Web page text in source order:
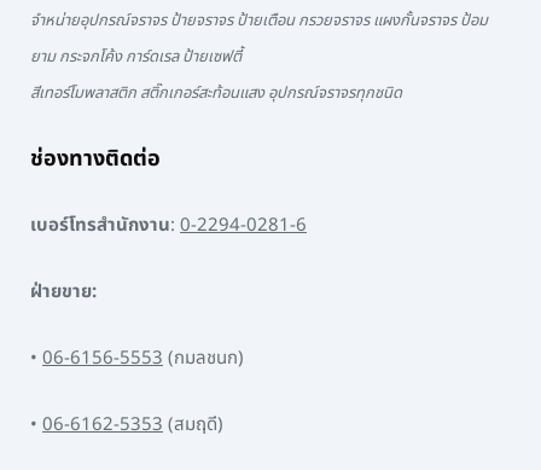
จำหน่ายอุปกรณ์จราจร ป้ายจราจร ป้ายเตือน กรวยจราจร แผงกั้นจราจร ป้อม
ยาม กระจกโค้ง การ์ดเรล ป้ายเซฟตี้
สีเทอร์โมพลาสติก สติ๊กเกอร์สะท้อนแสง อุปกรณ์จราจรทุกชนิด
ช่องทางติดต่อ
เบอร์โทรสำนักงาน: 0-2294-0281-6
ฝ่ายขาย:
• 06-6156-5553(กมลชนก)
• 06-6162-5353(สมฤดี)